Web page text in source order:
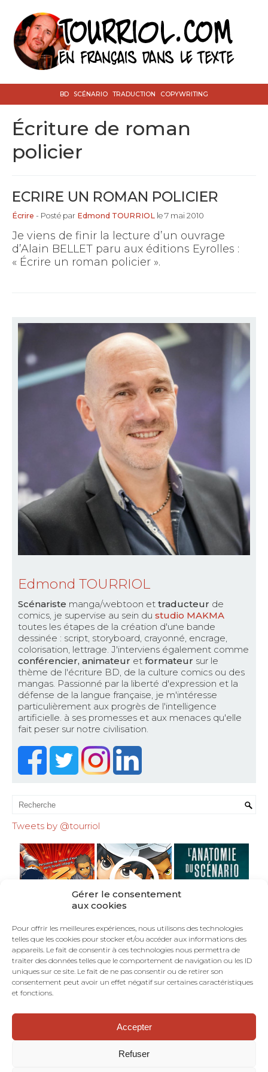
Gérer le consentement
aux cookies
Pour offrir les meilleures expériences, nous utilisons des technologies
telles que les cookies pour stocker et/ou accéder aux informations des
appareils. Le fait de consentir à ces technologies nous permettra de
traiter des données telles que le comportement de navigation ou les ID
uniques sur ce site. Le fait de ne pas consentir ou de retirer son
consentement peut avoir un effet négatif sur certaines caractéristiques
et fonctions.
Accepter
Refuser
BD SCÉNARIO TRADUCTION COPYWRITING
écriture de roman
policier
ECRIRE UN ROMAN POLICIER
Écrire - Posté par Edmond TOURRIOL le 7 mai 2010
Je viens de finir la lecture d’un ouvrage
d’Alain BELLET paru aux éditions Eyrolles :
« Écrire un roman policier ».
Edmond TOURRIOL
Scénariste manga/webtoon et traducteur de
comics, je supervise au sein du studio MAKMA
toutes les étapes de la création d'une bande
dessinée : script, storyboard, crayonné, encrage,
colorisation, lettrage. J'interviens également comme
conférencier, animateur et formateur sur le
thème de l'écriture BD, de la culture comics ou des
mangas. Passionné par la liberté d'expression et la
défense de la langue française, je m'intéresse
particulièrement aux progrès de l'intelligence
artificielle. à ses promesses et aux menaces qu'elle
fait peser sur notre civilisation.
Tweets by @tourriol
©TOURRIOL.COM - En Français dans le Texte :
blog de scénariste BD, comics, mangas.